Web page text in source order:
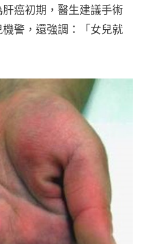
癌初期，醫生建議手術
警，還強調：「女兒就